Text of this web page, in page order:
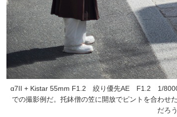
α7II + Kistar 55mm F1.2 絞り優先AE F1.2 1/
での撮影例だ。托鉢僧の笠に開放でピントを合わせ
だろう